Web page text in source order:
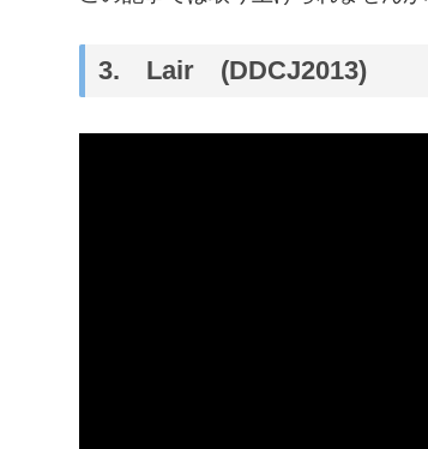
3. Lair (DDCJ2013)